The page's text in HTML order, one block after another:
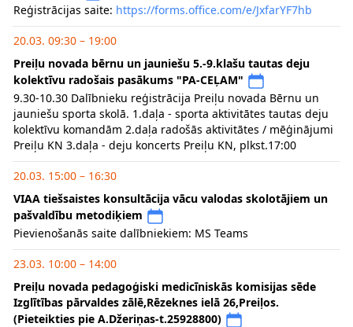
Reģistrācijas saite: https://forms.office.com/e/JxfarYF7hb
20.03. 09:30 – 19:00
Preiļu novada bērnu un jauniešu 5.-9.klašu tautas deju
kolektīvu radošais pasākums "PA-CEĻAM"
9.30-10.30 Dalībnieku reģistrācija Preiļu novada Bērnu un
jauniešu sporta skolā. 1.daļa - sporta aktivitātes tautas deju
kolektīvu komandām 2.daļa radošās aktivitātes / mēģinājumi
Preiļu KN 3.daļa - deju koncerts Preiļu KN, plkst.17:00
20.03. 15:00 – 16:30
VIAA tiešsaistes konsultācija vācu valodas skolotājiem un
pašvaldību metodiķiem
Pievienošanās saite dalībniekiem: MS Teams
23.03. 10:00 – 14:00
Preiļu novada pedagoģiski medicīniskās komisijas sēde
Izglītības pārvaldes zālē,Rēzeknes ielā 26,Preiļos.
(Pieteikties pie A.Džeriņas-t.25928800)